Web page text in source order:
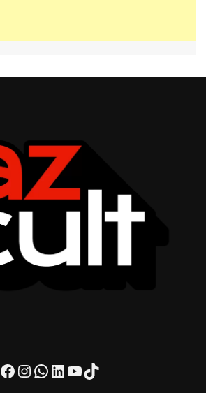
Facebook
Instagram
WhatsApp
LinkedIn
Youtube
TikTok